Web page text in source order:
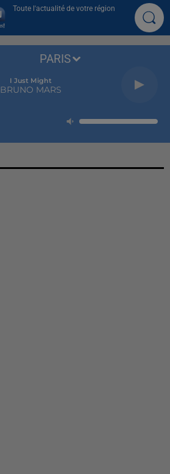
Toute l'actualité de votre région
I Just Might
BRUNO MARS
PARIS